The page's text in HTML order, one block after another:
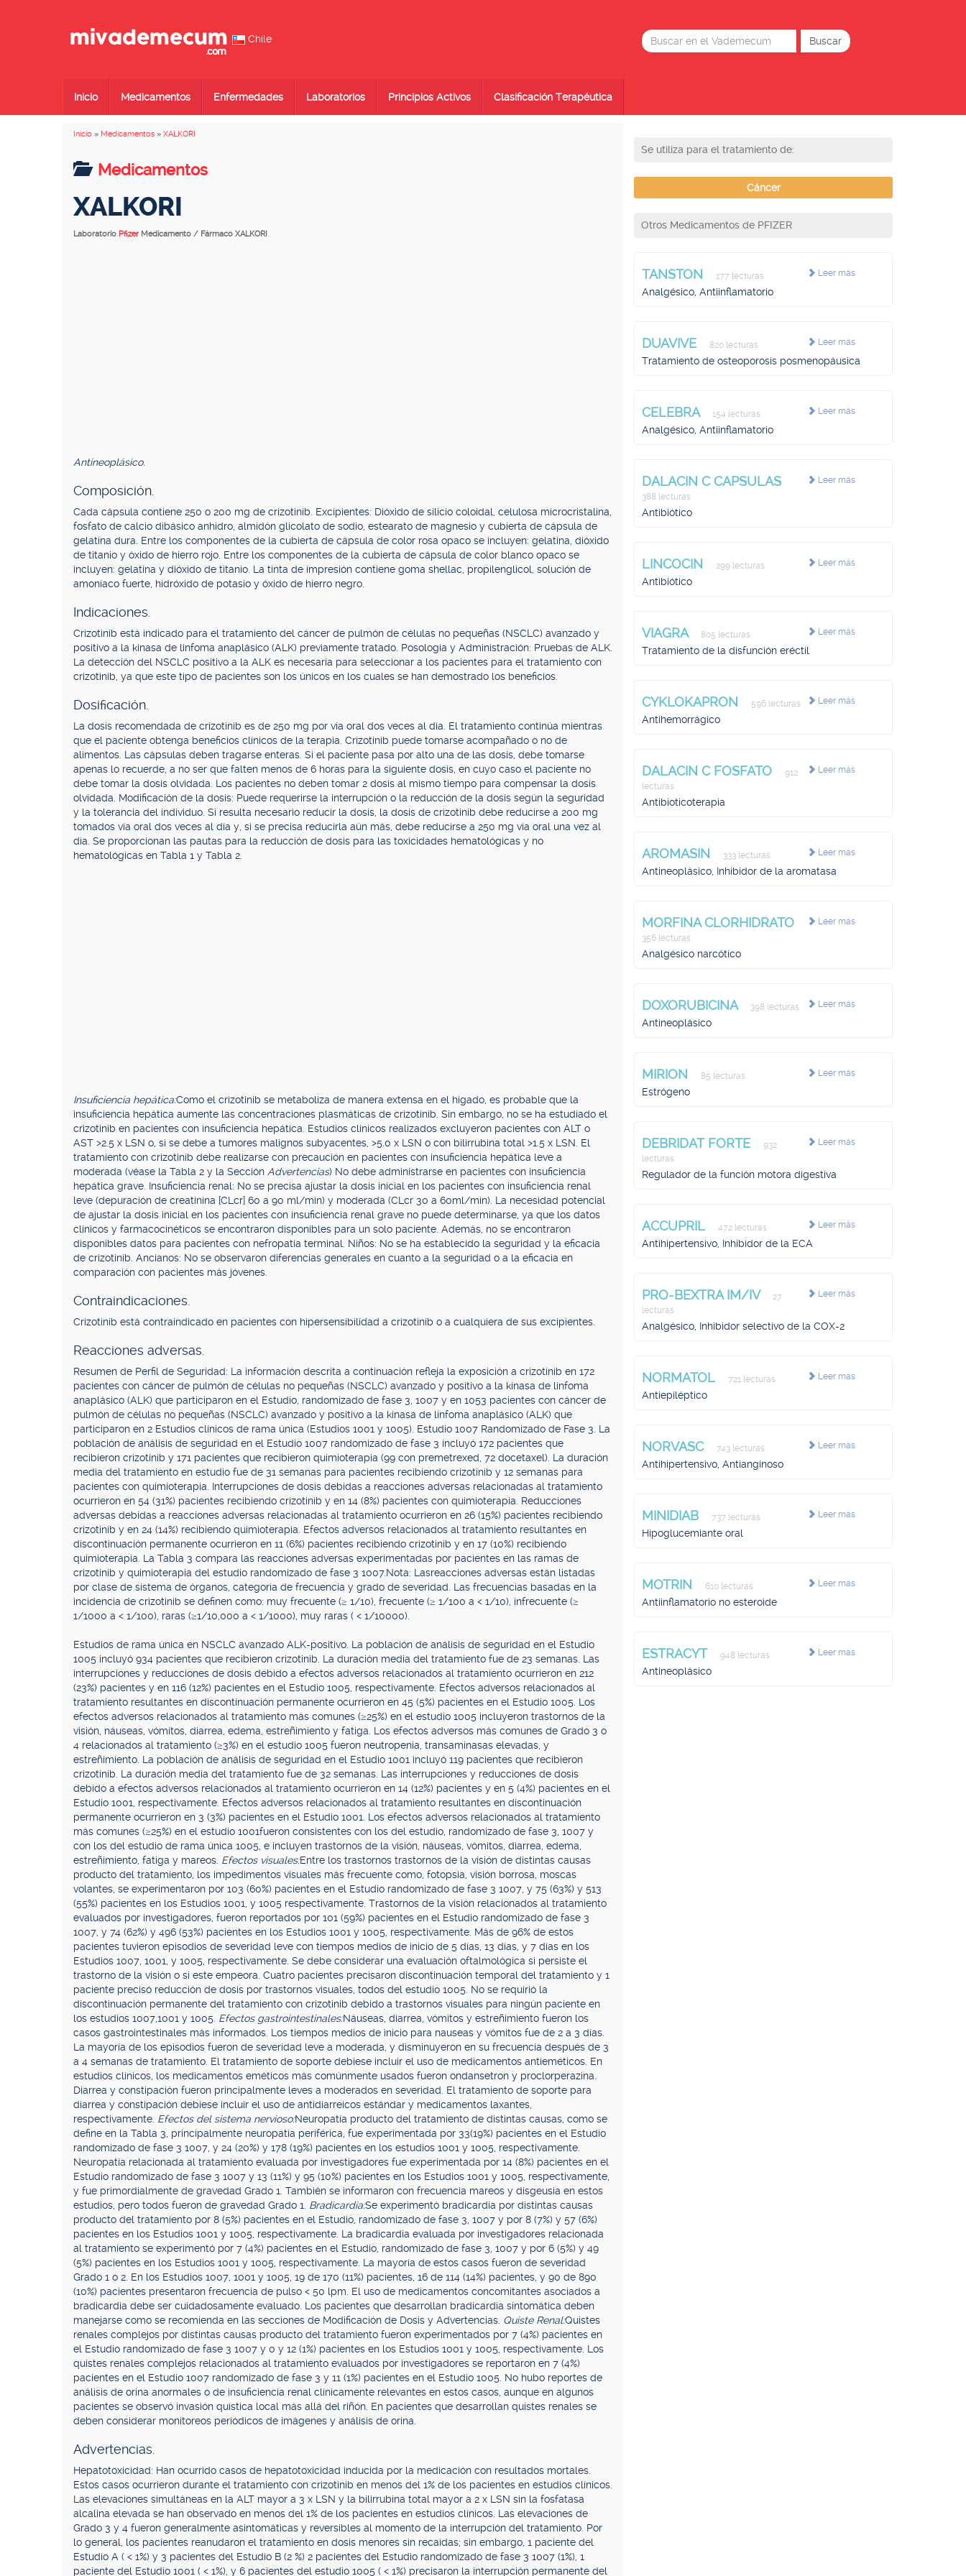
Chile
Inicio Medicamentos Enfermedades Laboratorios Principios Activos Clasificación Terapéutica
Inicio » Medicamentos » XALKORI
Medicamentos
XALKORI
Laboratorio Pfizer Medicamento / Fármaco XALKORI
Antineoplásico.
Composición.
Cada cápsula contiene 250 o 200 mg de crizotinib. Excipientes: Dióxido de silicio coloidal, celulosa microcristalina,
fosfato de calcio dibásico anhidro, almidón glicolato de sodio, estearato de magnesio y cubierta de cápsula de
gelatina dura. Entre los componentes de la cubierta de cápsula de color rosa opaco se incluyen: gelatina, dióxido
de titanio y óxido de hierro rojo. Entre los componentes de la cubierta de cápsula de color blanco opaco se
incluyen: gelatina y dióxido de titanio. La tinta de impresión contiene goma shellac, propilenglicol, solución de
amoníaco fuerte, hidróxido de potasio y óxido de hierro negro.
Indicaciones.
Crizotinib está indicado para el tratamiento del cáncer de pulmón de células no pequeñas (NSCLC) avanzado y
positivo a la kinasa de linfoma anaplásico (ALK) previamente tratado. Posología y Administración: Pruebas de ALK.
La detección del NSCLC positivo a la ALK es necesaria para seleccionar a los pacientes para el tratamiento con
crizotinib, ya que este tipo de pacientes son los únicos en los cuales se han demostrado los beneficios.
Dosificación.
La dosis recomendada de crizotinib es de 250 mg por vía oral dos veces al día. El tratamiento continúa mientras
que el paciente obtenga beneficios clínicos de la terapia. Crizotinib puede tomarse acompañado o no de
alimentos. Las cápsulas deben tragarse enteras. Si el paciente pasa por alto una de las dosis, debe tomarse
apenas lo recuerde, a no ser que falten menos de 6 horas para la siguiente dosis, en cuyo caso el paciente no
debe tomar la dosis olvidada. Los pacientes no deben tomar 2 dosis al mismo tiempo para compensar la dosis
olvidada. Modificación de la dosis: Puede requerirse la interrupción o la reducción de la dosis según la seguridad
y la tolerancia del individuo. Si resulta necesario reducir la dosis, la dosis de crizotinib debe reducirse a 200 mg
tomados vía oral dos veces al día y, si se precisa reducirla aún más, debe reducirse a 250 mg vía oral una vez al
día. Se proporcionan las pautas para la reducción de dosis para las toxicidades hematológicas y no
hematológicas en Tabla 1 y Tabla 2.
Insuficiencia hepática:Como el crizotinib se metaboliza de manera extensa en el hígado, es probable que la
insuficiencia hepática aumente las concentraciones plasmáticas de crizotinib. Sin embargo, no se ha estudiado el
crizotinib en pacientes con insuficiencia hepática. Estudios clínicos realizados excluyeron pacientes con ALT o
AST >2.5 x LSN o, si se debe a tumores malignos subyacentes, >5.0 x LSN o con bilirrubina total >1.5 x LSN. El
tratamiento con crizotinib debe realizarse con precaución en pacientes con insuficiencia hepática leve a
moderada (véase la Tabla 2 y la Sección Advertencias) No debe administrarse en pacientes con insuficiencia
hepática grave. Insuficiencia renal: No se precisa ajustar la dosis inicial en los pacientes con insuficiencia renal
leve (depuración de creatinina [CLcr] 60 a 90 ml/min) y moderada (CLcr 30 a 60ml/min). La necesidad potencial
de ajustar la dosis inicial en los pacientes con insuficiencia renal grave no puede determinarse, ya que los datos
clínicos y farmacocinéticos se encontraron disponibles para un solo paciente. Además, no se encontraron
disponibles datos para pacientes con nefropatía terminal. Niños: No se ha establecido la seguridad y la eficacia
de crizotinib. Ancianos: No se observaron diferencias generales en cuanto a la seguridad o a la eficacia en
comparación con pacientes más jóvenes.
Contraindicaciones.
Crizotinib está contraindicado en pacientes con hipersensibilidad a crizotinib o a cualquiera de sus excipientes.
Reacciones adversas.
Resumen de Perfil de Seguridad: La información descrita a continuación refleja la exposición a crizotinib en 172
pacientes con cáncer de pulmón de células no pequeñas (NSCLC) avanzado y positivo a la kinasa de linfoma
anaplásico (ALK) que participaron en el Estudio, randomizado de fase 3, 1007 y en 1053 pacientes con cáncer de
pulmón de células no pequeñas (NSCLC) avanzado y positivo a la kinasa de linfoma anaplásico (ALK) que
participaron en 2 Estudios clínicos de rama única (Estudios 1001 y 1005). Estudio 1007 Randomizado de Fase 3. La
población de análisis de seguridad en el Estudio 1007 randomizado de fase 3 incluyó 172 pacientes que
recibieron crizotinib y 171 pacientes que recibieron quimioterapia (99 con premetrexed, 72 docetaxel). La duración
media del tratamiento en estudio fue de 31 semanas para pacientes recibiendo crizotinib y 12 semanas para
pacientes con quimioterapia. Interrupciones de dosis debidas a reacciones adversas relacionadas al tratamiento
ocurrieron en 54 (31%) pacientes recibiendo crizotinib y en 14 (8%) pacientes con quimioterapia. Reducciones
adversas debidas a reacciones adversas relacionadas al tratamiento ocurrieron en 26 (15%) pacientes recibiendo
crizotinib y en 24 (14%) recibiendo quimioterapia. Efectos adversos relacionados al tratamiento resultantes en
discontinuación permanente ocurrieron en 11 (6%) pacientes recibiendo crizotinib y en 17 (10%) recibiendo
quimioterapia. La Tabla 3 compara las reacciones adversas experimentadas por pacientes en las ramas de
crizotinib y quimioterapia del estudio randomizado de fase 3 1007.Nota: Lasreacciones adversas están listadas
por clase de sistema de órganos, categoría de frecuencia y grado de severidad. Las frecuencias basadas en la
incidencia de crizotinib se definen como: muy frecuente (≥ 1/10), frecuente (≥ 1/100 a < 1/10), infrecuente (≥
1/1000 a < 1/100), raras (≥1/10,000 a < 1/1000), muy raras ( < 1/10000).
Estudios de rama única en NSCLC avanzado ALK-positivo. La población de análisis de seguridad en el Estudio
1005 incluyó 934 pacientes que recibieron crizotinib. La duración media del tratamiento fue de 23 semanas. Las
interrupciones y reducciones de dosis debido a efectos adversos relacionados al tratamiento ocurrieron en 212
(23%) pacientes y en 116 (12%) pacientes en el Estudio 1005, respectivamente. Efectos adversos relacionados al
tratamiento resultantes en discontinuación permanente ocurrieron en 45 (5%) pacientes en el Estudio 1005. Los
efectos adversos relacionados al tratamiento más comunes (≥25%) en el estudio 1005 incluyeron trastornos de la
visión, náuseas, vómitos, diarrea, edema, estreñimiento y fatiga. Los efectos adversos más comunes de Grado 3 o
4 relacionados al tratamiento (≥3%) en el estudio 1005 fueron neutropenia, transaminasas elevadas, y
estreñimiento. La población de análisis de seguridad en el Estudio 1001 incluyó 119 pacientes que recibieron
crizotinib. La duración media del tratamiento fue de 32 semanas. Las interrupciones y reducciones de dosis
debido a efectos adversos relacionados al tratamiento ocurrieron en 14 (12%) pacientes y en 5 (4%) pacientes en el
Estudio 1001, respectivamente. Efectos adversos relacionados al tratamiento resultantes en discontinuación
permanente ocurrieron en 3 (3%) pacientes en el Estudio 1001. Los efectos adversos relacionados al tratamiento
más comunes (≥25%) en el estudio 1001fueron consistentes con los del estudio, randomizado de fase 3, 1007 y
con los del estudio de rama única 1005, e incluyen trastornos de la visión, náuseas, vómitos, diarrea, edema,
estreñimiento, fatiga y mareos. Efectos visuales:Entre los trastornos trastornos de la visión de distintas causas
producto del tratamiento, los impedimentos visuales más frecuente como, fotopsia, visión borrosa, moscas
volantes, se experimentaron por 103 (60%) pacientes en el Estudio randomizado de fase 3 1007, y 75 (63%) y 513
(55%) pacientes en los Estudios 1001, y 1005 respectivamente. Trastornos de la visión relacionados al tratamiento
evaluados por investigadores, fueron reportados por 101 (59%) pacientes en el Estudio randomizado de fase 3
1007, y 74 (62%) y 496 (53%) pacientes en los Estudios 1001 y 1005, respectivamente. Más de 96% de estos
pacientes tuvieron episodios de severidad leve con tiempos medios de inicio de 5 días, 13 días, y 7 días en los
Estudios 1007, 1001, y 1005, respectivamente. Se debe considerar una evaluación oftalmológica si persiste el
trastorno de la visión o si este empeora. Cuatro pacientes precisaron discontinuación temporal del tratamiento y 1
paciente precisó reducción de dosis por trastornos visuales, todos del estudio 1005. No se requirió la
discontinuación permanente del tratamiento con crizotinib debido a trastornos visuales para ningún paciente en
los estudios 1007,1001 y 1005. Efectos gastrointestinales:Náuseas, diarrea, vómitos y estreñimiento fueron los
casos gastrointestinales más informados. Los tiempos medios de inicio para nauseas y vómitos fue de 2 a 3 días.
La mayoría de los episodios fueron de severidad leve a moderada, y disminuyeron en su frecuencia después de 3
a 4 semanas de tratamiento. El tratamiento de soporte debiese incluir el uso de medicamentos antieméticos. En
estudios clínicos, los medicamentos eméticos más comúnmente usados fueron ondansetron y proclorperazina.
Diarrea y constipación fueron principalmente leves a moderados en severidad. El tratamiento de soporte para
diarrea y constipación debiese incluir el uso de antidiarreicos estándar y medicamentos laxantes,
respectivamente. Efectos del sistema nervioso:Neuropatía producto del tratamiento de distintas causas, como se
define en la Tabla 3, principalmente neuropatía periférica, fue experimentada por 33(19%) pacientes en el Estudio
randomizado de fase 3 1007, y 24 (20%) y 178 (19%) pacientes en los estudios 1001 y 1005, respectivamente.
Neuropatía relacionada al tratamiento evaluada por investigadores fue experimentada por 14 (8%) pacientes en el
Estudio randomizado de fase 3 1007 y 13 (11%) y 95 (10%) pacientes en los Estudios 1001 y 1005, respectivamente,
y fue primordialmente de gravedad Grado 1. También se informaron con frecuencia mareos y disgeusia en estos
estudios, pero todos fueron de gravedad Grado 1. Bradicardia:Se experimentó bradicardia por distintas causas
producto del tratamiento por 8 (5%) pacientes en el Estudio, randomizado de fase 3, 1007 y por 8 (7%) y 57 (6%)
pacientes en los Estudios 1001 y 1005, respectivamente. La bradicardia evaluada por investigadores relacionada
al tratamiento se experimentó por 7 (4%) pacientes en el Estudio, randomizado de fase 3, 1007 y por 6 (5%) y 49
(5%) pacientes en los Estudios 1001 y 1005, respectivamente. La mayoría de estos casos fueron de severidad
Grado 1 o 2. En los Estudios 1007, 1001 y 1005, 19 de 170 (11%) pacientes, 16 de 114 (14%) pacientes, y 90 de 890
(10%) pacientes presentaron frecuencia de pulso < 50 lpm. El uso de medicamentos concomitantes asociados a
bradicardia debe ser cuidadosamente evaluado. Los pacientes que desarrollan bradicardia sintomática deben
manejarse como se recomienda en las secciones de Modificación de Dosis y Advertencias. Quiste Renal:Quistes
renales complejos por distintas causas producto del tratamiento fueron experimentados por 7 (4%) pacientes en
el Estudio randomizado de fase 3 1007 y 0 y 12 (1%) pacientes en los Estudios 1001 y 1005, respectivamente. Los
quistes renales complejos relacionados al tratamiento evaluados por investigadores se reportaron en 7 (4%)
pacientes en el Estudio 1007 randomizado de fase 3 y 11 (1%) pacientes en el Estudio 1005. No hubo reportes de
análisis de orina anormales o de insuficiencia renal clínicamente relevantes en estos casos, aunque en algunos
pacientes se observó invasión quística local más allá del riñón. En pacientes que desarrollan quistes renales se
deben considerar monitoreos periódicos de imágenes y análisis de orina.
Advertencias.
Hepatotoxicidad: Han ocurrido casos de hepatotoxicidad inducida por la medicación con resultados mortales.
Estos casos ocurrieron durante el tratamiento con crizotinib en menos del 1% de los pacientes en estudios clínicos.
Las elevaciones simultáneas en la ALT mayor a 3 x LSN y la bilirrubina total mayor a 2 x LSN sin la fosfatasa
alcalina elevada se han observado en menos del 1% de los pacientes en estudios clínicos. Las elevaciones de
Grado 3 y 4 fueron generalmente asintomáticas y reversibles al momento de la interrupción del tratamiento. Por
lo general, los pacientes reanudaron el tratamiento en dosis menores sin recaídas; sin embargo, 1 paciente del
Estudio A ( < 1%) y 3 pacientes del Estudio B (2 %) 2 pacientes del Estudio randomizado de fase 3 1007 (1%), 1
paciente del Estudio 1001 ( < 1%), y 6 pacientes del estudio 1005 ( < 1%) precisaron la interrupción permanente del
Se utiliza para el tratamiento de:
Cáncer
Otros Medicamentos de PFIZER
Leer más
TANSTON 177 lecturas
Analgésico, Antiinflamatorio
Leer más
DUAVIVE 820 lecturas
Tratamiento de osteoporosis posmenopáusica
Leer más
CELEBRA 154 lecturas
Analgésico, Antiinflamatorio
Leer más
DALACIN C CAPSULAS
388 lecturas
Antibiótico
Leer más
LINCOCIN 299 lecturas
Antibiótico
Leer más
VIAGRA 805 lecturas
Tratamiento de la disfunción eréctil
Leer más
CYKLOKAPRON 596 lecturas
Antihemorrágico
Leer más
DALACIN C FOSFATO
912
lecturas
Antibioticoterapia
Leer más
AROMASIN 333 lecturas
Antineoplásico, Inhibidor de la aromatasa
Leer más
MORFINA CLORHIDRATO
356 lecturas
Analgésico narcótico
Leer más
DOXORUBICINA 398 lecturas
Antineoplásico
Leer más
MIRION 85 lecturas
Estrógeno
Leer más
DEBRIDAT FORTE
932
lecturas
Regulador de la función motora digestiva
Leer más
ACCUPRIL 472 lecturas
Antihipertensivo, Inhibidor de la ECA
Leer más
PRO-BEXTRA IM/IV
27
lecturas
Analgésico, Inhibidor selectivo de la COX-2
Leer más
NORMATOL 721 lecturas
Antiepiléptico
Leer más
NORVASC 743 lecturas
Antihipertensivo, Antianginoso
Leer más
MINIDIAB 737 lecturas
Hipoglucemiante oral
Leer más
MOTRIN 610 lecturas
Antiinflamatorio no esteroide
Leer más
ESTRACYT 948 lecturas
Antineoplásico